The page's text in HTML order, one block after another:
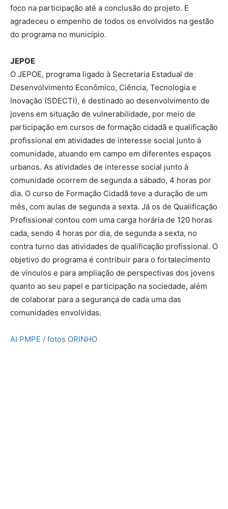
foco na participação até a conclusão do projeto. E
agradeceu o empenho de todos os envolvidos na gestão
do programa no município.
JEPOE
O JEPOE, programa ligado à Secretaria Estadual de
Desenvolvimento Econômico, Ciência, Tecnologia e
Inovação (SDECTI), é destinado ao desenvolvimento de
jovens em situação de vulnerabilidade, por meio de
participação em cursos de formação cidadã e qualificação
profissional em atividades de interesse social junto à
comunidade, atuando em campo em diferentes espaços
urbanos. As atividades de interesse social junto à
comunidade ocorrem de segunda a sábado, 4 horas por
dia. O curso de Formação Cidadã teve a duração de um
mês, com aulas de segunda a sexta. Já os de Qualificação
Profissional contou com uma carga horária de 120 horas
cada, sendo 4 horas por dia, de segunda a sexta, no
contra turno das atividades de qualificação profissional. O
objetivo do programa é contribuir para o fortalecimento
de vínculos e para ampliação de perspectivas dos jovens
quanto ao seu papel e participação na sociedade, além
de colaborar para a segurança de cada uma das
comunidades envolvidas.
AI PMPE / fotos ORINHO